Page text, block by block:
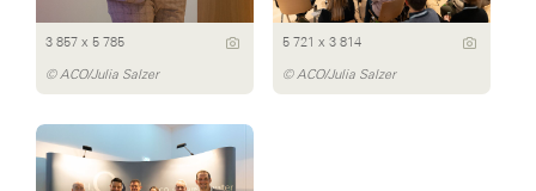
3 857 x 5 785
© ACO/Julia Salzer
5 721 x 3 814
© ACO/Julia Salzer